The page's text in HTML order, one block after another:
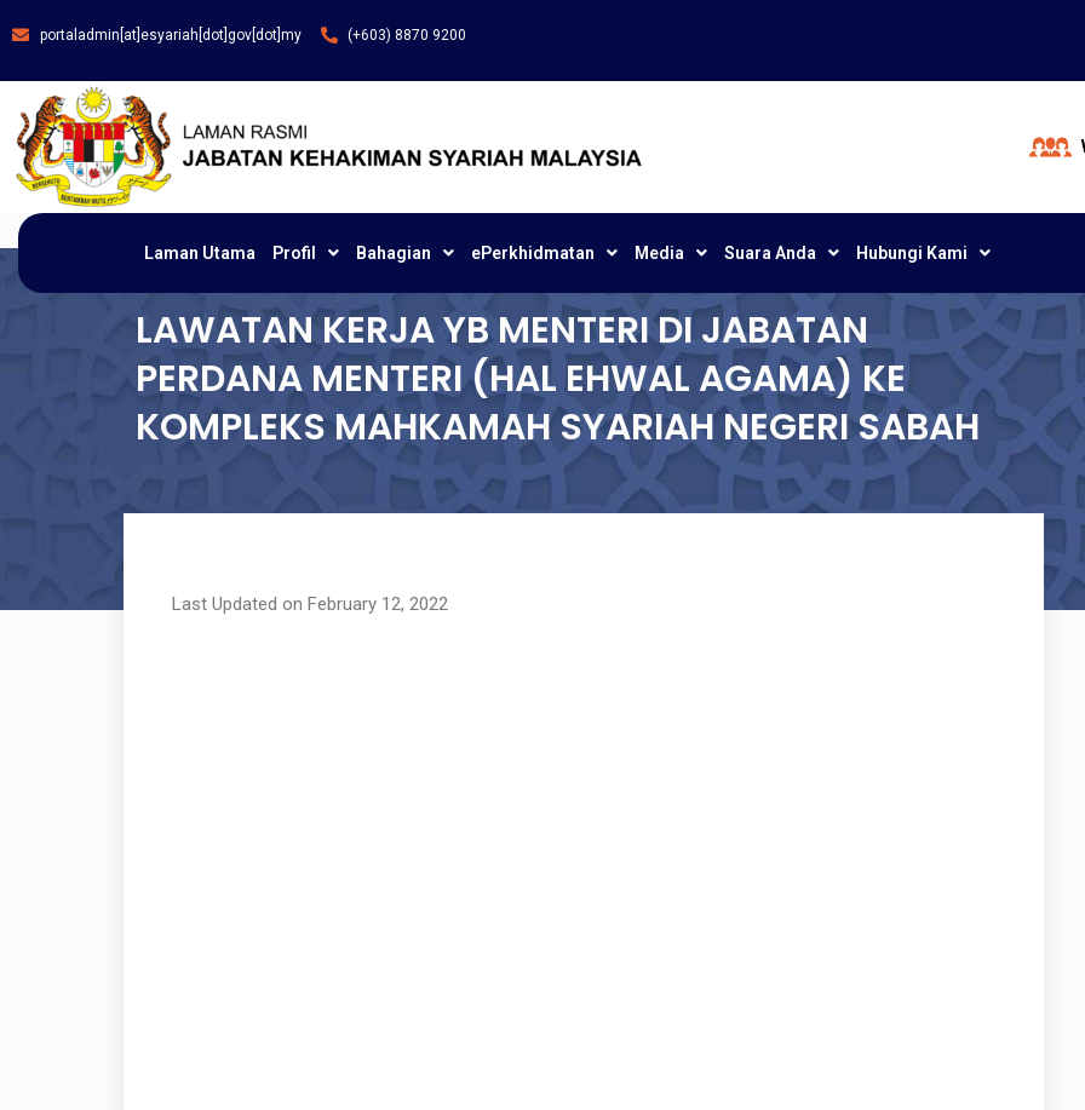
portaladmin[at]esyariah[dot]gov[dot]my (+603) 8870 9200
Laman Utama Profil Bahagian ePerkhidmatan Media Suara Anda Hubungi Kami
LAWATAN KERJA YB MENTERI DI JABATAN
PERDANA MENTERI (HAL EHWAL AGAMA) KE
KOMPLEKS MAHKAMAH SYARIAH NEGERI SABAH
Last Updated on February 12, 2022